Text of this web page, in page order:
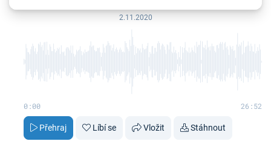
2.11.2020
0:00 26:52
Přehraj Líbí se Vložit Stáhnout